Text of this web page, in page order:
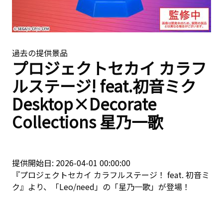
過去の提供景品
プロジェクトセカイ カラフ
ルステージ! feat.初音ミク
Desktop×Decorate
Collections 星乃一歌
提供開始日: 2026-04-01 00:00:00
『プロジェクトセカイ カラフルステージ！ feat. 初音ミ
ク』より、「Leo/need」の「星乃一歌」が登場！